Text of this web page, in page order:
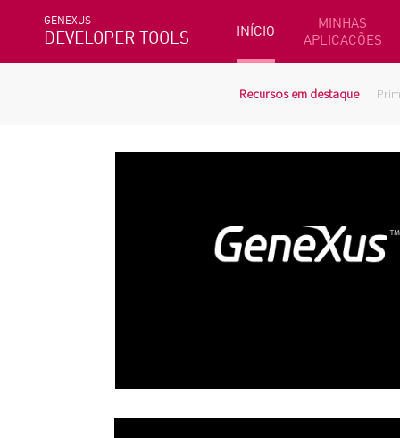
GENEXUS
DEVELOPER TOOLS INÍCIO
MINHAS
APLICACÕES
Recursos em destaque